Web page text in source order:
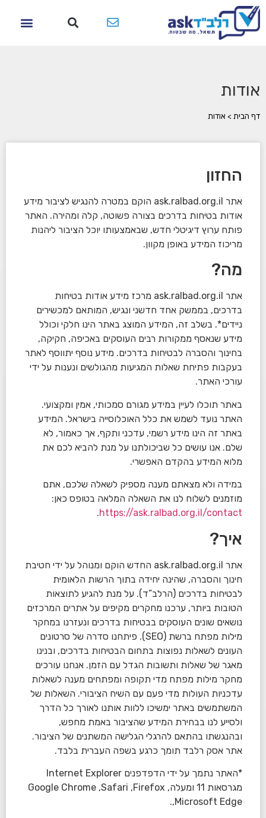
אודות
דף הבית > אודות
החזון
אתר ask.ralbad.org.il הוקם במטרה להנגיש לציבור מידע
אודות בטיחות בדרכים בצורה פשוטה, קלה ומהירה. האתר
פותח ערוץ דיגיטלי חדש, שבאמצעותו יוכל הציבור ליהנות
מריכוז המידע באופן מקוון.
מה?
אתר ask.ralbad.org.il מרכז מידע אודות בטיחות
בדרכים, בממשק אחד חדשני ונגיש, המותאם למכשירים
ניידים*. בשלב זה, המידע המוצג באתר הינו חלקי וכולל
מידע שנאסף ממקורות רבים העוסקים באכיפה, חקיקה,
בחינוך והסברה לבטיחות בדרכים. מידע נוסף יתווסף לאתר
בעקבות פתיחת שאלות המגיעות מהגולשים ונענות על ידי
עורכי האתר.
באתר תוכלו לעיין במידע מגורם סמכותי, אמין ומקצועי.
האתר נועד לשמש את כלל האוכלוסייה בישראל. המידע
באתר זה הינו מידע רשמי, עדכני ותקף, אך כאמור, לא
שלם. אנו עושים כל שביכולתנו על מנת להביא לכם את
מלוא המידע בהקדם האפשרי.
במידה ולא מצאתם מענה מספיק לשאלה שלכם, אתם
מוזמנים לשלוח לנו את השאלה המלאה בטופס כאן:
https://ask.ralbad.org.il/contact
.
איך?
אתר ask.ralbad.org.il החדש הוקם ומנוהל על ידי חטיבת
חינוך והסברה, שהינה יחידה בתוך הרשות הלאומית
לבטיחות בדרכים (הרלב”ד). על מנת להגיע לתוצאות
הטובות ביותר, ערכנו מחקרים מקיפים על אתרים המרכזים
נושאים שונים העוסקים בבטיחות בדרכים ונעזרנו במחקר
מילות מפתח ברשת (SEO). פיתחנו סדרה של סרטונים
העונים לשאלות נפוצות בתחום הבטיחות בדרכים, ובנינו
מאגר של שאלות ותשובות הגדל עם הזמן. אנחנו עורכים
מחקר מילות מפתח מדי תקופה ומפתחים מענה לשאלות
עדכניות העולות מדי פעם עם השיח הציבורי. השאלות של
המשתמשים באתר ימשיכו ללוות אותנו לאורך כל הדרך
ולסייע לנו בבחירת המידע שהציבור באמת מחפש,
ובהנגשתו בהתאם להרגלי הגלישה המשתנים של הציבור.
אתר אסק רלבד תומך כרגע בשפה העברית בלבד.
*האתר נתמך על ידי הדפדפנים Internet Explorer
מגרסאות 11 ומעלה, Google Chrome ,Safari ,Firefox
,Microsoft Edge.